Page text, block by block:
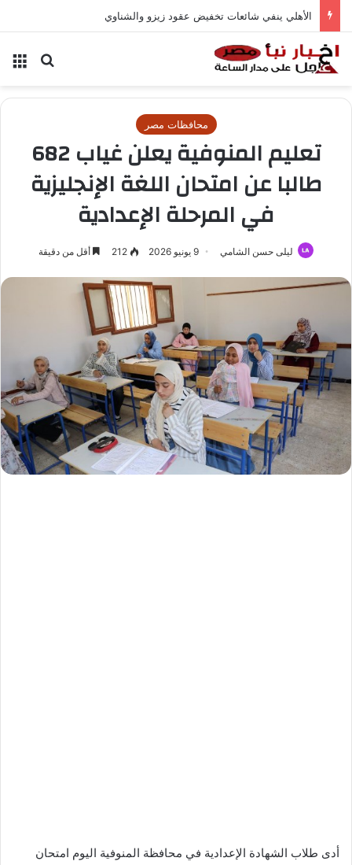
الأهلي ينفي شائعات تخفيض عقود زيزو والشناوي
بحث
محافظات مصر
تعليم المنوفية يعلن غياب 682
طالبا عن امتحان اللغة الإنجليزية
في المرحلة الإعدادية
ليلى حسن الشامي 9 يونيو 2026 212 أقل من دقيقة
أدى طلاب الشهادة الإعدادية في محافظة المنوفية اليوم امتحان